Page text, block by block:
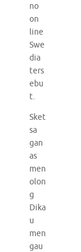
no
on
line
Swe
dia
ters
ebu
t.
Sket
sa
gan
as
men
olon
g
Dika
u
men
gau